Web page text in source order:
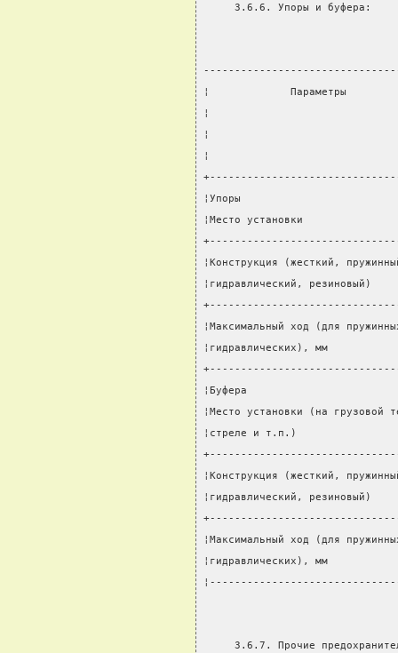
     3.6.6. Упоры и буфера:
¦             Параметры
¦
¦                                     ¦
¦
¦Упоры
¦Место установки
¦Конструкция (жесткий,
¦гидравлический,
¦Максимальный ход (для
¦гидравлических), мм
¦Буфера
¦Место установки (на
¦стреле и т.п.)
¦Конструкция (жесткий,
¦гидравлический,
¦Максимальный ход (для
¦гидравлических), мм
3.6.7. Прочие